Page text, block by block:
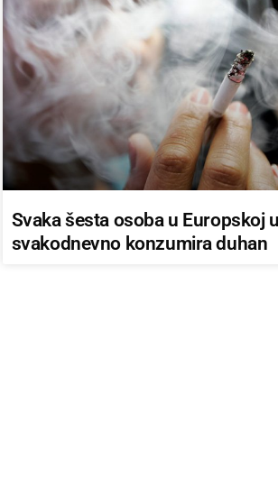
Svaka šesta osoba u Europskoj
svakodnevno konzumira duhan